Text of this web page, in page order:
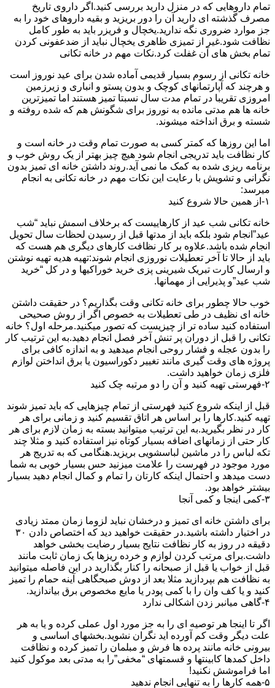
تمام داروهایی که در منزل دارید بررسی کنید.اگر داروی تاریخ
مصرف گذشته ای دارید آن را دور بریزید و بقیه داروهای خود را به
جز موارد ضروری نگه ندارید.یخچال و فریزر باید به طور کامل
نظافت شود.غیر از تمیزی ظاهری یخچال نباید از ضدعفونی کردن
تمام بخش های آن غفلت کرد.نکات مهم در خانه تکانی
خانه تکانی از رسوم بسیار قدیمی آماده شدن برای عید نوروز است
و هرچند که آپارتمانهای کوچک و بدون پستو و انباری و زیرزمین
امروزی تقریبا در تمام مدت سال نسبتا تمیز هستند اما تمیزترین
خانه ها هم مدتی مانده به نوروز برای شگونش هم که شده روفته و
شسته و برق انداخته میشوند.
اما این روزها که کمتر کسی به صورت تمام وقت در خانه است و
کار نظافت باید تدریجی انجام شود هیچ چیز بهتر از یک روش خوب و
برنامه ریزی شده به کمک ما نمی آید.روند داشتن خانه ای تمیز بدون
نگرانی و تشویش با رعایت این نکات مهم در خانه تکانی به انجام
میرسد:
۱-از همین حالا شروع کنید
خانه تکانی شب عید از کارهاییست که برخلاف اسمش نباید “شب
عید”انجام شود بلکه باید از مدتها قبل از رسیدن لحظات سال تحویل
انجام شده باشد.علاوه بر کار نظافت کارهای دیگری هم هست که
باید از حالا تا آخر تعطیلات نوروزی انجام شوند:تهیه هدیه تهیه نوشتن
و ارسال کارت تبریک شیرینی پزی خرید خوراکیها و در کل “خرید
شب عید”و پذیرایی از مهمانها.
خوب حالا چطور برای خانه تکانی وقت بگذاریم؟ در حقیقت داشتن
خانه ای نظیف در طی تعطیلات به خصوص اگر از روش صحیحی
استفاده کنید ساده تر از چیزیست که تصور میکنید.مرحله اول؟ خانه
تکانی را قبل از دوران پر تنش آخر فصل انجام دهید.به این ترتیب کار
را بدون عجله و فشار روحی انجام میدهید و به اندازه کافی برای
پروژه های وقت گیری مانند تغییر دکوراسیون یا برق انداختن لوازم
فلزی زمان خواهید داشت.
۲-فهرستی تهیه کنید و آن را دو مرتبه چک کنید
قبل از اینکه شروع کنید فهرستی از تمام چیزهایی که باید تمیز شوند
تهیه کنید.کارها را بر اساس هر اتاق تقسیم کنید و زمانی برای هر
کار در نظر بگیرید.به این ترتیب میتوانید بسته به زمان لازم برای هر
کار حتی از زمانهای اضافه بسیار کوتاه نیز استفاده کنید و مثلا چند
تکه لباس را در ماشین لباسشویی بریزید.هنگامی که به تدریج هر
مورد موجود در فهرست را علامت میزنید حس بسیار خوبی به شما
دست میدهد و احتمال اینکه کارتان را تمام و کمال انجام دهید بسیار
بیشتر خواهد بود.
۳-کمی اینجا و کمی آنجا
برای داشتن خانه ای تمیز و درخشان نباید لزوما زمان ممتد زیادی
در اختیار داشته باشید.در حقیقت خواهید دید که اختصاص دادن ۳۰
دقیقه در روز به کار نظافت نتایج بسیار رضایت بخشی خواهد
داشت.برای مرتب کردن لوازم و خرده ریزها یک زمان ثابت مانند
قبل از خواب یا قبل از صبحانه را کنار بگذارید در این فاصله میتوانید
به نظافت هم بپردازید مثلا بعد از دوش صبحگاهی آینه حمام را تمیز
کنید و یا کف وان را با کمی پودر یا مایع مخصوص برق بیاندازید.
۴-گاهی میانبر زدن اشکالی ندارد
اگر تا اینجا هر توصیه ای را به جز مورد اول عملی کرده و یا به هر
علت دیگر وقت کم آورده اید نگران نشوید.بخشهای اساسی و
بیرونی خانه مانند پرده ها فرش و مبلمان را تمیز کرده و نظافت
داخل کمدها کابینتها و قسمتهای “مخفی”را به مدتی بعد موکول کنید
اما فراموشش نکنید!
۵-همه کارها را به تنهایی انجام ندهید